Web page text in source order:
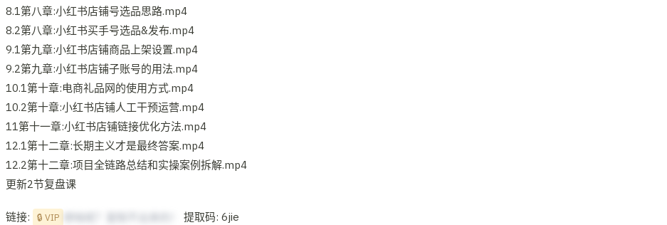
8.1第八章:小红书店铺号选品思路.mp4
8.2第八章:小红书买手号选品&发布.mp4
9.1第九章:小红书店铺商品上架设置.mp4
9.2第九章:小红书店铺子账号的用法.mp4
10.1第十章:电商礼品网的使用方式.mp4
10.2第十章:小红书店铺人工干预运营.mp4
11第十一章:小红书店铺链接优化方法.mp4
12.1第十二章:长期主义才是最终答案.mp4
12.2第十二章:项目全链路总结和实操案例拆解.mp4
更新2节复盘课
链接: 🔒 VIP 提取码: 6jie